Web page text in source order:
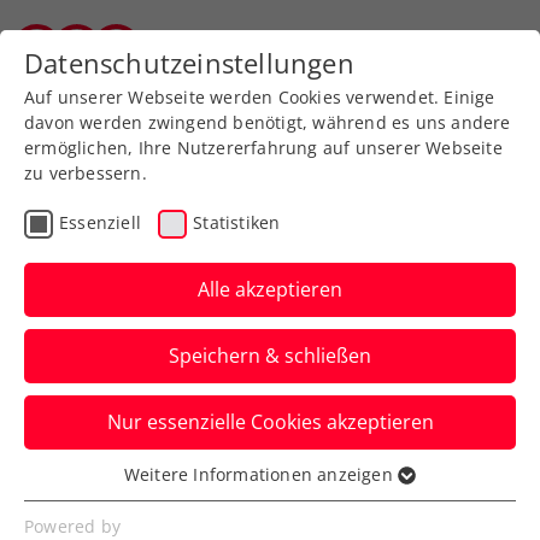
Zurück zur Newsübersicht
Turniere
US Open: Rodionov
fordert in der
Qualifikation Ex-
Weltranglisten-26.
Der erste Gegner von Österreichs
aktueller Nummer zwei in New York
lautet Filip Krajinovic.
Datenschutzeinstellungen
Auf unserer Webseite werden Cookies verwendet. Einige
davon werden zwingend benötigt, während es uns andere
ermöglichen, Ihre Nutzererfahrung auf unserer Webseite
zu verbessern.
Essenziell Statistiken
Alle akzeptieren
Speichern & schließen
Nur essenzielle Cookies akzeptieren
Essenziell
Essenzielle Cookies werden für grundlegende
Weitere Informationen anzeigen
Powered by